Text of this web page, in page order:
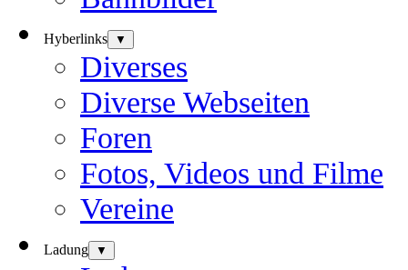
Hyberlinks ▼
Diverses
Diverse Webseiten
Foren
Fotos, Videos und Filme
Vereine
Ladung ▼